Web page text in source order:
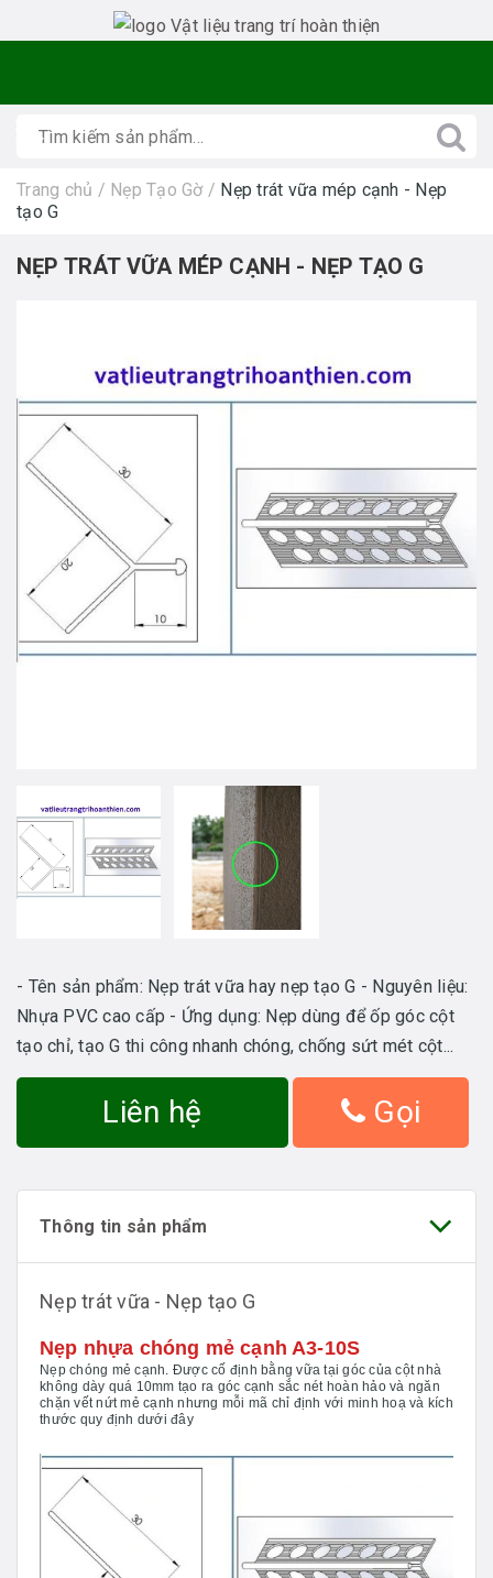
Trang chủ / Nẹp Tạo Gờ / Nẹp trát vữa mép cạnh - Nẹp
tạo G
NẸP TRÁT VỮA MÉP CẠNH - NẸP TẠO G
- Tên sản phẩm: Nẹp trát vữa hay nẹp tạo G - Nguyên liệu:
Nhựa PVC cao cấp - Ứng dụng: Nẹp dùng để ốp góc cột
tạo chỉ, tạo G thi công nhanh chóng, chống sứt mét cột...
Liên hệ Gọi
Thông tin sản phẩm
Nẹp trát vữa - Nẹp tạo G
Nẹp nhựa chóng mẻ cạnh A3-10S
Nẹp chóng mẻ cạnh. Được cố định bằng vữa tại góc của cột nhà
không dày quá 10mm tạo ra góc cạnh sắc nét hoàn hảo và ngăn
chặn vết nứt mẻ cạnh nhưng mỗi mã chỉ định với minh hoạ và kích
thước quy định dưới đây